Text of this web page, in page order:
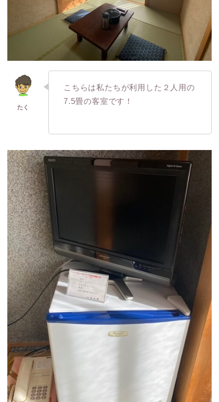
こちらは私たちが利用した２人用の
7.5畳の客室です！